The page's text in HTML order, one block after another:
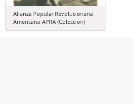
Alianza Popular Revolucionaria
Americana-APRA (Colección)